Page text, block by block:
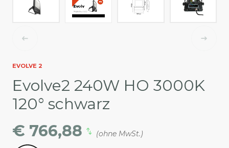
EVOLVE 2
Evolve2 240W HO 3000K
120° schwarz
€ 766,88
(ohne MwSt.)